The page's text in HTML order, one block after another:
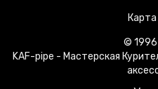
©
KAF-pipe - Мастерская